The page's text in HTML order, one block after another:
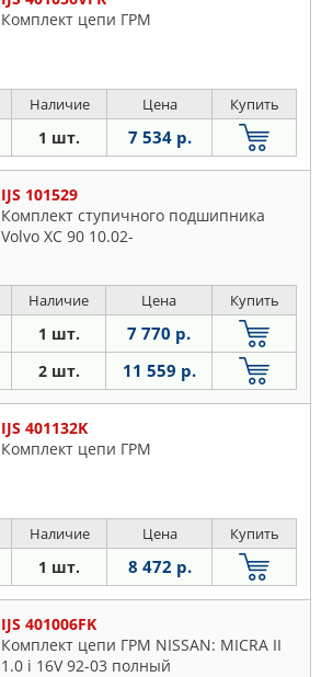
Комплект цепи ГРМ
Наличие Цена Купить
1 шт. 7 534 р.
IJS 101529
Комплект ступичного подшипника
Volvo XC 90 10.02-
Наличие Цена Купить
1 шт. 7 770 р.
2 шт. 11 559 р.
IJS 401132K
Комплект цепи ГРМ
Наличие Цена Купить
1 шт. 8 472 р.
IJS 401006FK
Комплект цепи ГРМ NISSAN: MICRA II
1.0 i 16V 92-03 полный